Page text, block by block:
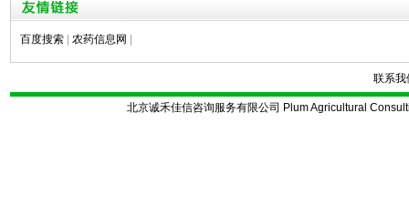
百度搜索 农药信息网
联系我
北京诚禾佳信咨询服务有限公司 Plum Agricultural